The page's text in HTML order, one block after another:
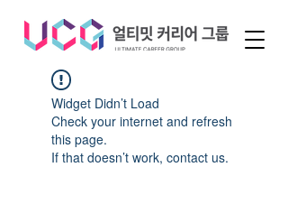
Widget Didn’t Load
Check your internet and refresh
this page.
If that doesn’t work, contact us.